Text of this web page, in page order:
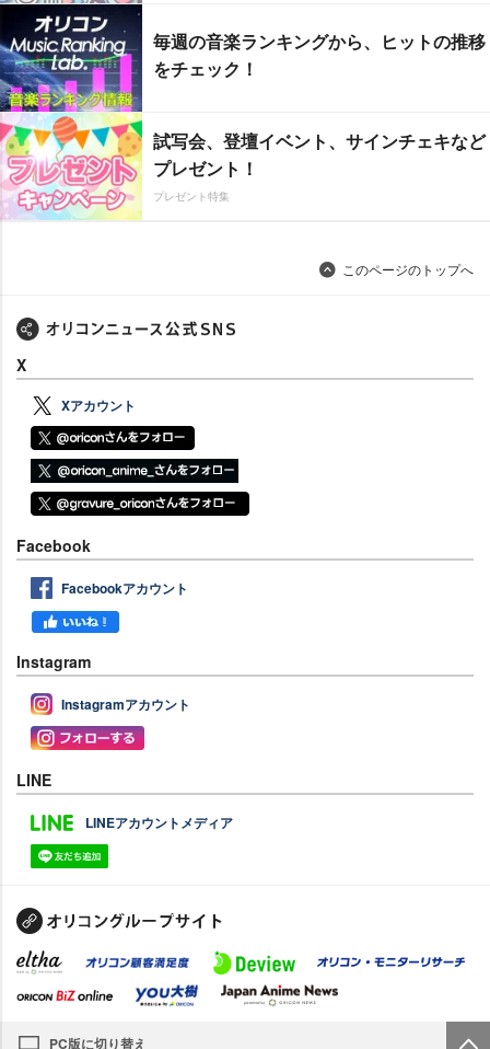
毎週の音楽ランキングから、ヒットの推移
をチェック！
試写会、登壇イベント、サインチェキなど
プレゼント！
プレゼント特集
このページのトップへ
X
Xアカウント
Facebook
Facebookアカウント
Instagram
Instagramアカウント
LINE
LINEアカウントメディア
PC版に切り替え